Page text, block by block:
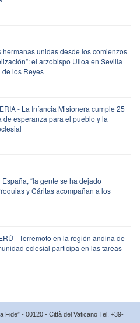
hermanas unidas desde los comienzos
el arzobispo Ulloa en Sevilla
los Reyes
- La Infancia Misionera cumple 25
de esperanza para el pueblo y la
“la gente se ha dejado
y Cáritas acompañan a los
- Terremoto en la región andina de
eclesial participa en las tareas
Fide” - 00120 - Città del Vaticano Tel. +39-